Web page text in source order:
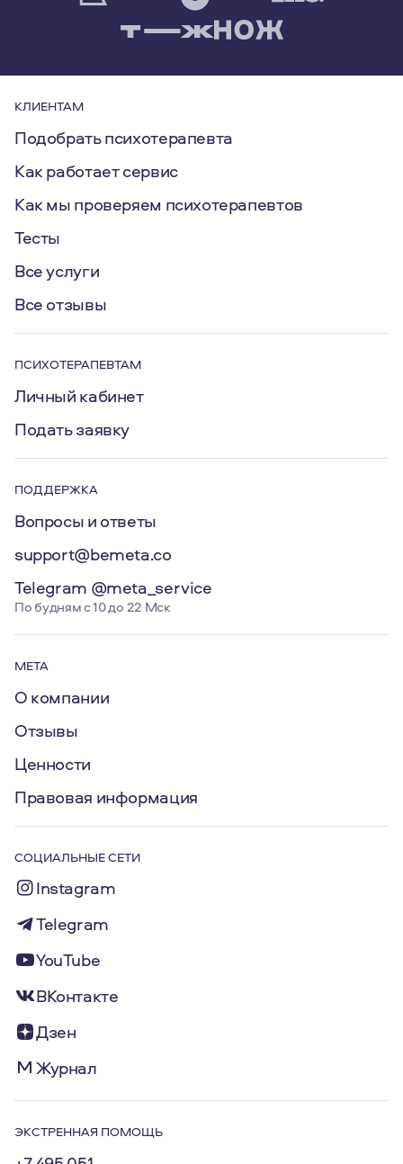
КЛИЕНТАМ
Подобрать психотерапевта
Как работает сервис
Как мы проверяем психотерапевтов
Тесты
Все услуги
Все отзывы
ПСИХОТЕРАПЕВТАМ
Личный кабинет
Подать заявку
ПОДДЕРЖКА
Вопросы и ответы
support@bemeta.co
Telegram @meta_service
По будням с 10 до 22 Мск
МЕТА
О компании
Отзывы
Ценности
Правовая информация
СОЦИАЛЬНЫЕ СЕТИ
Instagram
Telegram
YouTube
ВКонтакте
Дзен
Журнал
ЭКСТРЕННАЯ ПОМОЩЬ